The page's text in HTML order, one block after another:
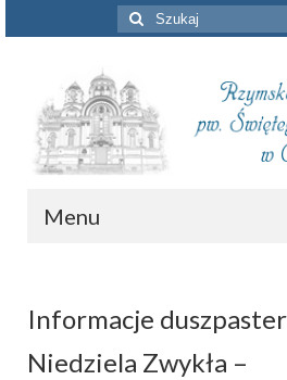
Szuklaj
w:
Menu
Intencje mszalne
Informacje duszpasterskie
Informacje
Niedziela Zwykła –